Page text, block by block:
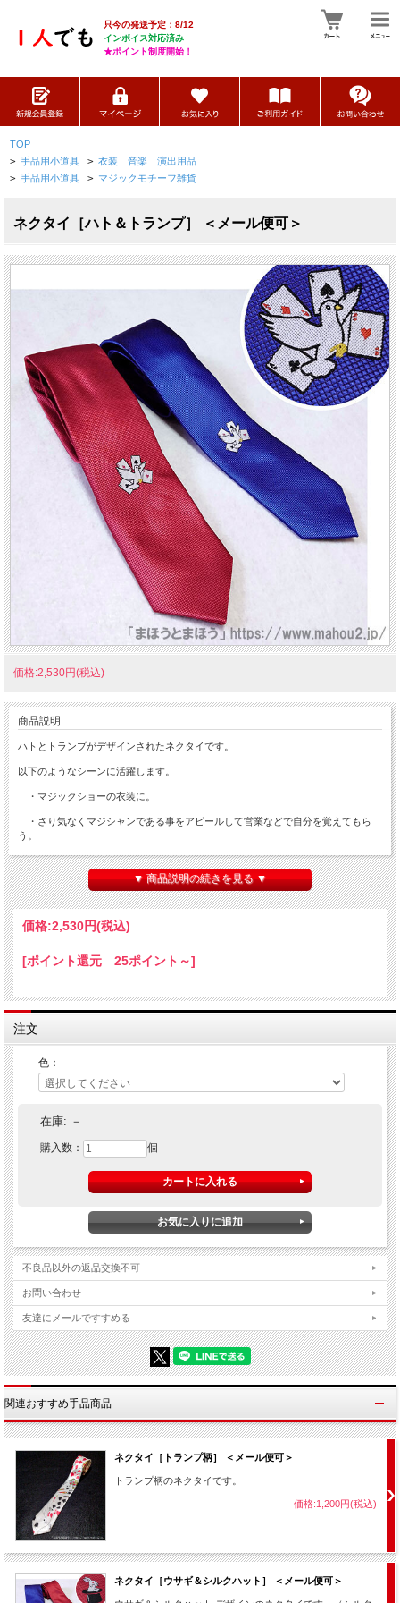
只今の発送予定：8/12
インボイス対応済み
★ポイント制度開始！
TOP
> 手品用小道具 > 衣装 音楽 演出用品
> 手品用小道具 > マジックモチーフ雑貨
ネクタイ［ハト＆トランプ］ ＜メール便可＞
価格:2,530円(税込)
商品説明
ハトとトランプがデザインされたネクタイです。
以下のようなシーンに活躍します。
・マジックショーの衣装に。
・さり気なくマジシャンである事をアピールして営業などで自分を覚えてもら
う。
・飲み会やパーティ等のネタ衣装として。
・お洒落？面白？ネクタイとして普段使いで。
いずれにせよ、「マジシャンなら何か見せてよ！」など周りから何らかの反応があ
る可能性が高いですので、ネタを披露したり、コミュニケーションのきっかけが増
▼ 商品説明の続きを見る ▼
価格:2,530円(税込)
[ポイント還元 25ポイント～]
注文
色：
在庫: －
購入数： 個
不良品以外の返品交換不可
お問い合わせ
友達にメールですすめる
関連おすすめ手品商品
ネクタイ［トランプ柄］ ＜メール便可＞
トランプ柄のネクタイです。
価格:1,200円(税込)
ネクタイ［ウサギ＆シルクハット］ ＜メール便可＞